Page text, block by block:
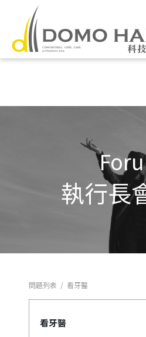
執行長
問題列表 / 看牙醫
看牙醫